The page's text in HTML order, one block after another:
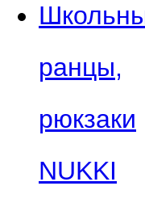
ранцы,
рюкзаки
NUKKI